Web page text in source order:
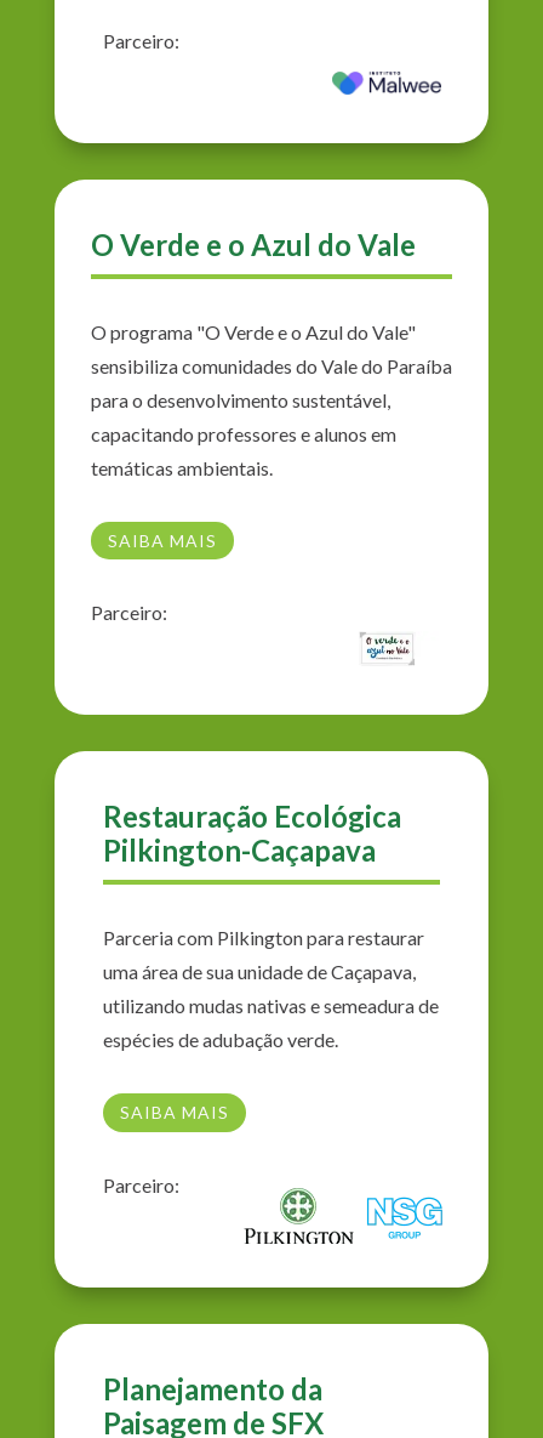
Parceiro:
O Verde e o Azul do Vale
O programa "O Verde e o Azul do Vale"
sensibiliza comunidades do Vale do Paraíba
para o desenvolvimento sustentável,
capacitando professores e alunos em
temáticas ambientais.
SAIBA MAIS
Parceiro:
Restauração Ecológica
Pilkington-Caçapava
Parceria com Pilkington para restaurar
uma área de sua unidade de Caçapava,
utilizando mudas nativas e semeadura de
espécies de adubação verde.
SAIBA MAIS
Parceiro:
Planejamento da
Paisagem de SFX